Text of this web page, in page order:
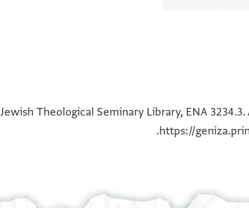
180°
Jewish Theological Seminary Library, ENA
https://